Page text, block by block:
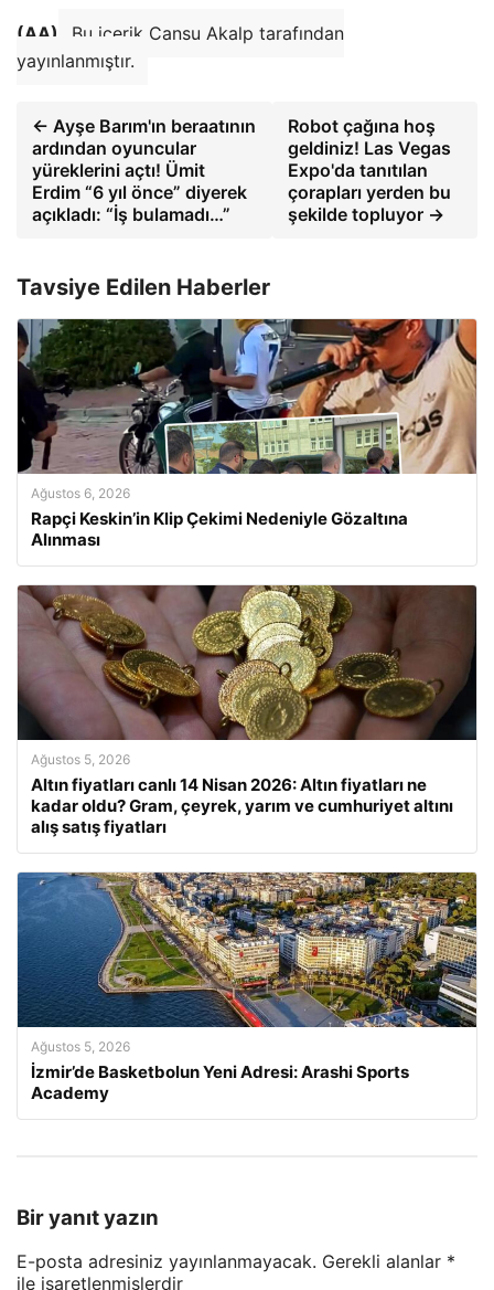
(AA)
Bu içerik Cansu Akalp tarafından
yayınlanmıştır.
← Ayşe Barım'ın beraatının
ardından oyuncular
yüreklerini açtı! Ümit
Erdim “6 yıl önce” diyerek
açıkladı: “İş bulamadı…”
Robot çağına hoş
geldiniz! Las Vegas
Expo'da tanıtılan
çorapları yerden bu
şekilde topluyor →
Tavsiye Edilen Haberler
Ağustos 6, 2026
Rapçi Keskin’in Klip Çekimi Nedeniyle Gözaltına
Alınması
Ağustos 5, 2026
Altın fiyatları canlı 14 Nisan 2026: Altın fiyatları ne
kadar oldu? Gram, çeyrek, yarım ve cumhuriyet altını
alış satış fiyatları
Ağustos 5, 2026
İzmir’de Basketbolun Yeni Adresi: Arashi Sports
Academy
Bir yanıt yazın
E-posta adresiniz yayınlanmayacak. Gerekli alanlar *
ile işaretlenmişlerdir